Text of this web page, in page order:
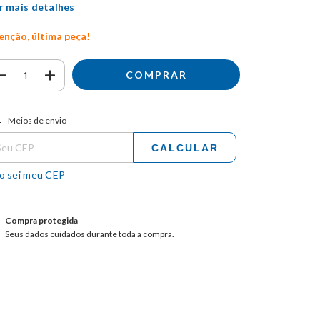
mais detalhes
última peça!
para o CEP:
Meios de envio
CALCULAR
sei meu CEP
Compra protegida
Seus dados cuidados durante toda a compra.